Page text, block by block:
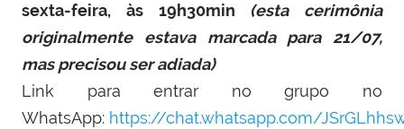
sexta-feira, às 19h30min (esta cerimônia
originalmente estava marcada para 21/07,
mas precisou ser adiada)
Link para entrar no grupo no
WhatsApp: https://chat.whatsapp.com/